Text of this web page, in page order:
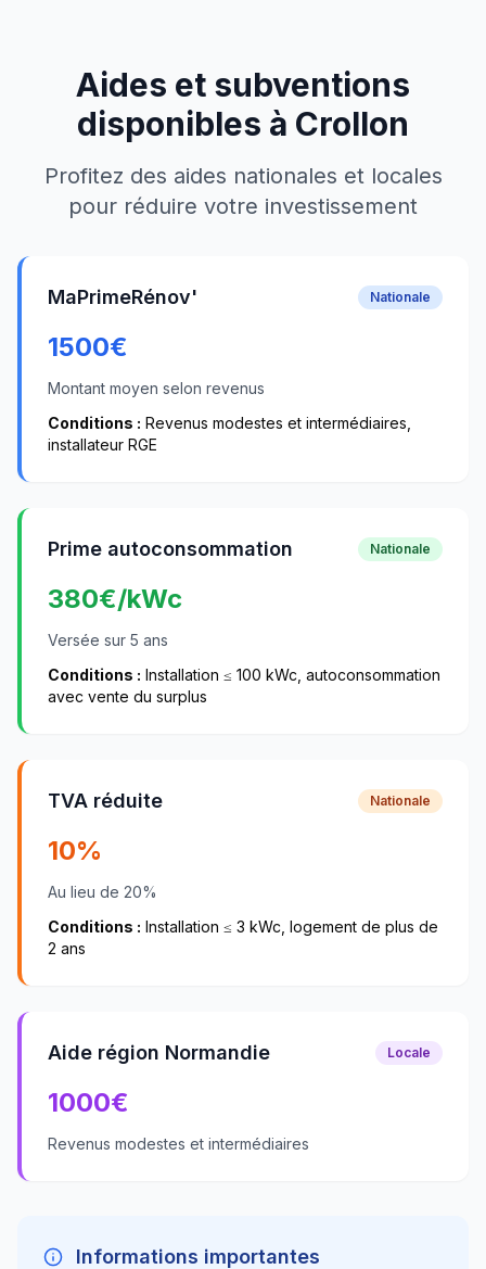
Aides et subventions
disponibles à Crollon
Profitez des aides nationales et locales
pour réduire votre investissement
MaPrimeRénov' Nationale
1500€
Montant moyen selon revenus
Conditions : Revenus modestes et intermédiaires,
installateur RGE
Prime autoconsommation Nationale
380€/kWc
Versée sur 5 ans
Conditions : Installation ≤ 100 kWc, autoconsommation
avec vente du surplus
TVA réduite Nationale
10%
Au lieu de 20%
Conditions : Installation ≤ 3 kWc, logement de plus de
2 ans
Aide région Normandie Locale
1000€
Revenus modestes et intermédiaires
Informations importantes